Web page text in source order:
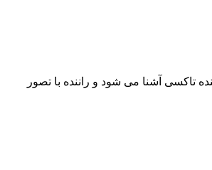
تاکسی آشنا می شود و راننده با تصور